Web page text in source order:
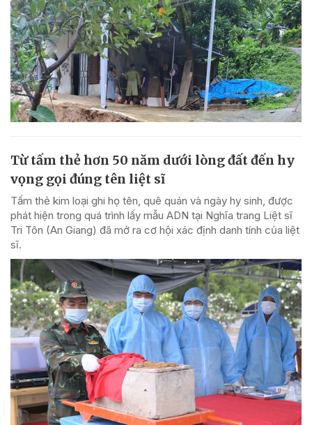
Từ tấm thẻ hơn 50 năm dưới lòng đất đến hy
vọng gọi đúng tên liệt sĩ
Tấm thẻ kim loại ghi họ tên, quê quán và ngày hy sinh, được
phát hiện trong quá trình lấy mẫu ADN tại Nghĩa trang Liệt sĩ
Tri Tôn (An Giang) đã mở ra cơ hội xác định danh tính của liệt
sĩ.